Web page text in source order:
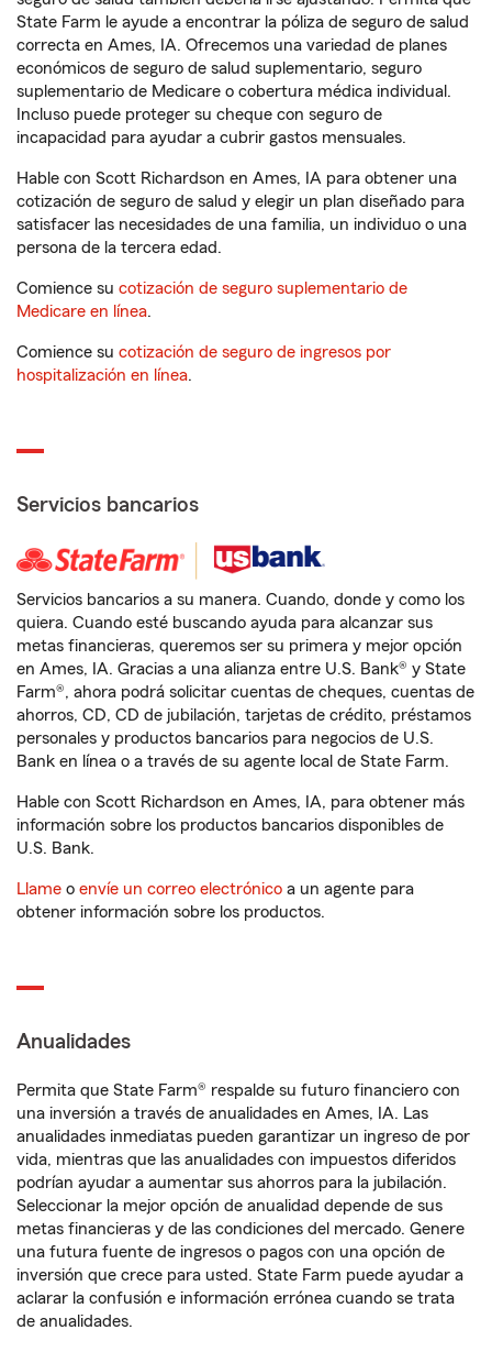
State Farm le ayude a encontrar la póliza de seguro de salud
correcta en Ames, IA. Ofrecemos una variedad de planes
económicos de seguro de salud suplementario, seguro
suplementario de Medicare o cobertura médica individual.
Incluso puede proteger su cheque con seguro de
incapacidad para ayudar a cubrir gastos mensuales.
Hable con Scott Richardson en Ames, IA para obtener una
cotización de seguro de salud y elegir un plan diseñado para
satisfacer las necesidades de una familia, un individuo o una
persona de la tercera edad.
Comience su cotización de seguro suplementario de
Medicare en línea.
Comience su cotización de seguro de ingresos por
hospitalización en línea.
Servicios bancarios
Servicios bancarios a su manera. Cuando, donde y como los
quiera. Cuando esté buscando ayuda para alcanzar sus
metas financieras, queremos ser su primera y mejor opción
en Ames, IA. Gracias a una alianza entre U.S. Bank® y State
Farm®, ahora podrá solicitar cuentas de cheques, cuentas de
ahorros, CD, CD de jubilación, tarjetas de crédito, préstamos
personales y productos bancarios para negocios de U.S.
Bank en línea o a través de su agente local de State Farm.
Hable con Scott Richardson en Ames, IA, para obtener más
información sobre los productos bancarios disponibles de
U.S. Bank.
Llame o envíe un correo electrónico a un agente para
obtener información sobre los productos.
Anualidades
Permita que State Farm® respalde su futuro financiero con
una inversión a través de anualidades en Ames, IA. Las
anualidades inmediatas pueden garantizar un ingreso de por
vida, mientras que las anualidades con impuestos diferidos
podrían ayudar a aumentar sus ahorros para la jubilación.
Seleccionar la mejor opción de anualidad depende de sus
metas financieras y de las condiciones del mercado. Genere
una futura fuente de ingresos o pagos con una opción de
inversión que crece para usted. State Farm puede ayudar a
aclarar la confusión e información errónea cuando se trata
de anualidades.